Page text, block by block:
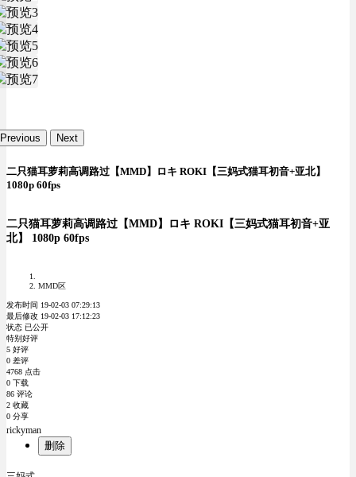
Previous Next
二只猫耳萝莉高调路过【MMD】ロキ ROKI【三妈式猫耳初音+亚北】
1080p 60fps
二只猫耳萝莉高调路过【MMD】ロキ ROKI【三妈式猫耳初音+亚
北】 1080p 60fps
MMD区
发布时间 19-02-03 07:29:13
最后修改 19-02-03 17:12:23
状态 已公开
特别好评
5 好评
0 差评
4768 点击
0 下载
86 评论
2 收藏
0 分享
rickyman
删除